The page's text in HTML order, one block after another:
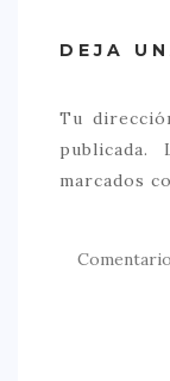
DEJA
Tu
publicada.
marcados